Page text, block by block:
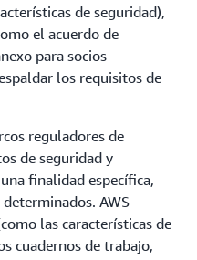
de seguridad),
el acuerdo de
para socios
los requisitos de
reguladores de
de seguridad y
finalidad específica,
AWS
las características de
cuadernos de trabajo,